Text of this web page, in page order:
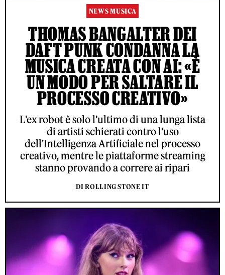
NEWS MUSICA
THOMAS BANGALTER DEI
DAFT PUNK CONDANNA LA
MUSICA CREATA CON AI: «È
UN MODO PER SALTARE IL
PROCESSO CREATIVO»
L'ex robot è solo l'ultimo di una lunga lista
di artisti schierati contro l'uso
dell'Intelligenza Artificiale nel processo
creativo, mentre le piattaforme streaming
stanno provando a correre ai ripari
DI ROLLING STONE IT